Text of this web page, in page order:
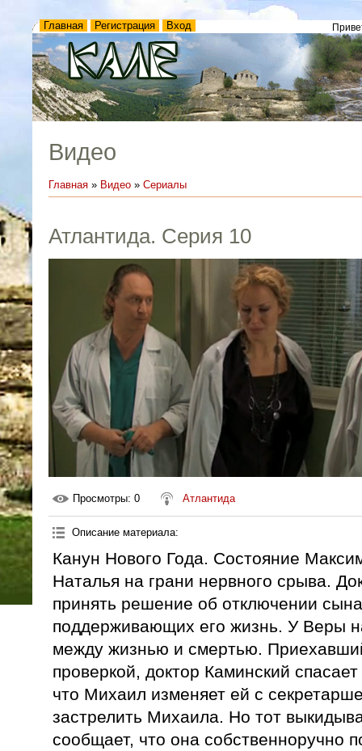
Главная Регистрация Вход
Видео
Главная » Видео » Сериалы
Атлантида. Серия 10
Просмотры: 0 Атлантида
Описание материала:
Канун Нового Года. Состояние
Наталья на грани нервного срыва.
принять решение об отключении
поддерживающих его жизнь. У Веры
между жизнью и смертью.
проверкой, доктор Каминский
что Михаил изменяет ей с
застрелить Михаила. Но тот
сообщает, что она собственноручно